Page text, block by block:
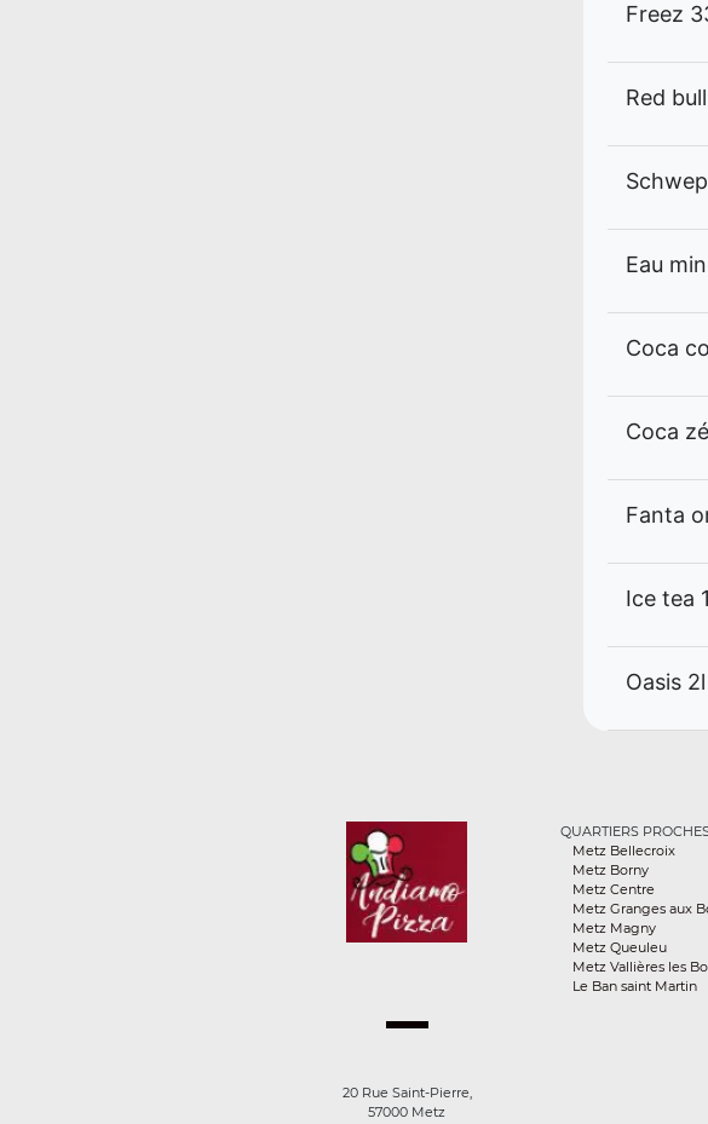
Freez
Red
Eau
Coca
Coca
Fanta
Ice tea
Oasis 2l
20 Rue Saint-Pierre,
57000 Metz
QUARTIERS
Metz Bellecroix
Metz Borny
Metz Centre
Metz Granges aux
Metz Magny
Metz Queuleu
Metz Vallières les
Le Ban saint Martin